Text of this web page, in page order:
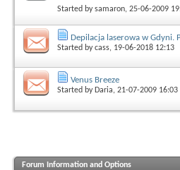
Started bysamaron, 25-06-2009
Depilacja laserowa w Gdyni.
Started bycass, 19-06-2018 12:13
Venus Breeze
Started by Daria, 21-07-2009 16:03
Forum Information and Options